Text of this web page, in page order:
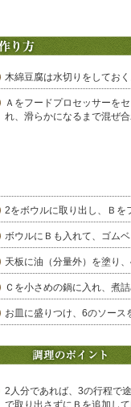
木綿豆腐は水切りをしてお
Ａをフードプロセッサーを
れ、滑らかになるまで混ぜ合
2をボウルに取り出し、Ｂを
ボウルにＢも入れて、ゴム
天板に油（分量外）を塗り
Ｃを小さめの鍋に入れ、煮
お皿に盛りつけ、6のソース
2人分であれば、3の行程で
で取り出さずにＢを追加して